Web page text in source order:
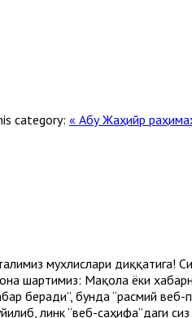
category: « Абу Жаҳийр
мухлислари диққатига!
шартимиз: Мақола ёки
беради”, бунда “расмий веб-
линк “веб-саҳифа”даги